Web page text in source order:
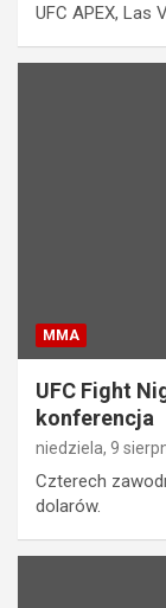
UFC APEX, Las
MMA
UFC Fight
konferencja
niedziela, 9
Czterech
dolarów.